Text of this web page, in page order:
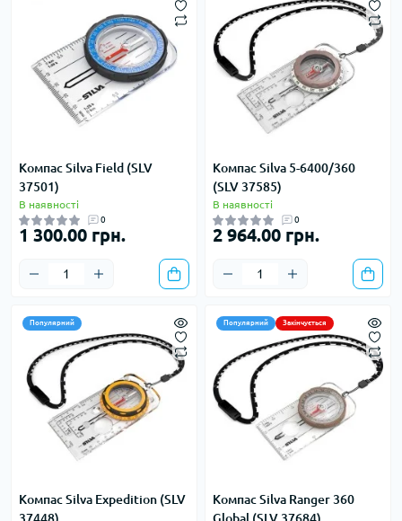
Компас Silva Field (SLV
37501)
В наявності
0
1 300.00 грн.
Компас Silva 5-6400/360
(SLV 37585)
В наявності
0
2 964.00 грн.
Популярний
Компас Silva Expedition (SLV
Популярний Закінчується
Компас Silva Ranger 360